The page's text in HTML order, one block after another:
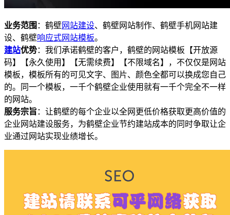
业务范围 ：鹤壁网站建设、鹤壁网站制作、鹤壁手机网站建
设、鹤壁响应式网站模板。
建站优势：我们承诺鹤壁的客户，鹤壁的网站模板【开放源
码】【永久使用】【无需续费】【不限域名】，不仅仅是网站
模板，模板所有的可见文字、图片、颜色全都可以换成您自己
的。同一个模板，一千个鹤壁企业使用就有一千个完全不一样
的网站。
服务宗旨 ：让鹤壁的每个企业以全网更低价格获取更高价值的
企业网站建设服务，为鹤壁企业节约建站成本的同时争取让企
业通过网站实现业绩增长。